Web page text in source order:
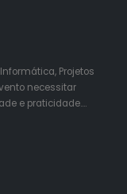
Projetos
necessitar
e praticidade….